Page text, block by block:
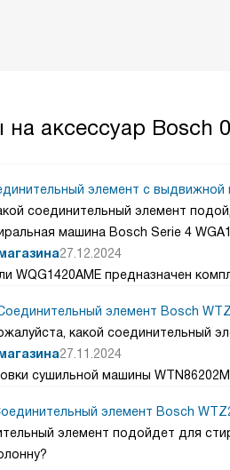
аксессуар Bosch
элемент с выдвижной
соединительный элемент
машина Bosch Serie 4
27.12.2024
WQG1420AME предназначен
элемент Bosch
какой соединительный
27.11.2024
сушильной машины
элемент Bosch
элемент подойдет для